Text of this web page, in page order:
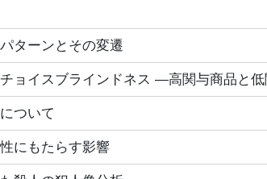
ターンとその変遷
ョイスブラインドネス ―高関与商品と
ついて
にもたらす影響